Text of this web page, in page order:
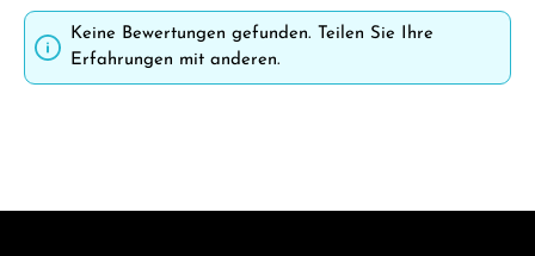
Keine Bewertungen gefunden. Teilen Sie Ihre
Erfahrungen mit anderen.